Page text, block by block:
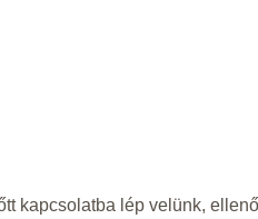
kapcsolatba lép velünk,